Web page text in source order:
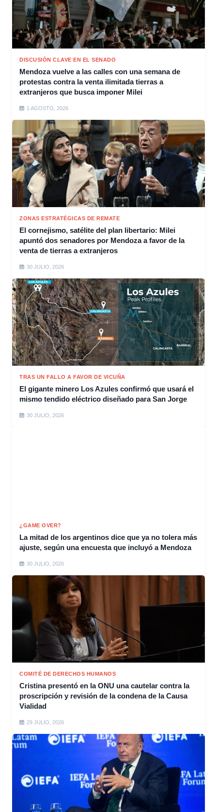
DISCUSIÓN CLAVE EN EL SENADO
Mendoza vuelve a las calles con una semana de
protestas contra la venta ilimitada tierras a
extranjeros que busca imponer Milei
1 AGOSTO, 2026
ZONAS ESTRATÉGICAS DE REMATE
El cornejismo, satélite del plan libertario: Milei
apuntó dos senadores por Mendoza a favor de la
venta de tierras a extranjeros
30 JULIO, 2026
TRAS UN FALLO A FAVOR DE VICUÑA
El gigante minero Los Azules confirmó que usará el
mismo tendido eléctrico diseñado para San Jorge
30 JULIO, 2026
¿GAME OVER?
La mitad de los argentinos dice que ya no tolera más
ajuste, según una encuesta que incluyó a Mendoza
30 JULIO, 2026
COMITÉ DE DERECHOS HUMANOS
Cristina presentó en la ONU una cautelar contra la
proscripción y revisión de la condena de la Causa
Vialidad
29 JULIO, 2026